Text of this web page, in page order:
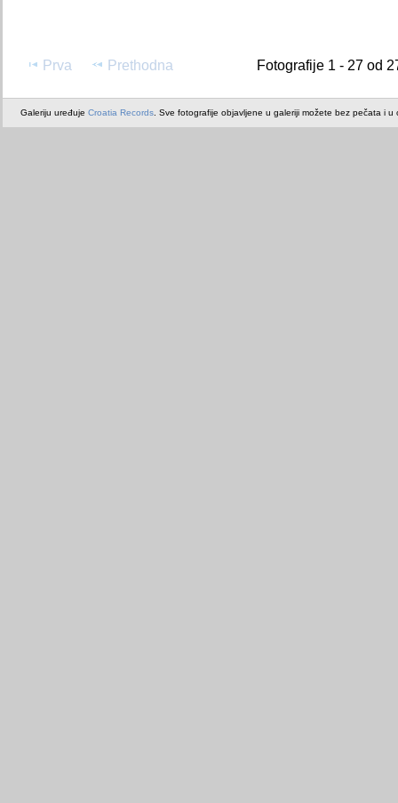
Prva Prethodna Fotografije 1 - 27 od
Galeriju uređuje Croatia Records . Sve fotografije objavljene u galeriji možete bez pečata i